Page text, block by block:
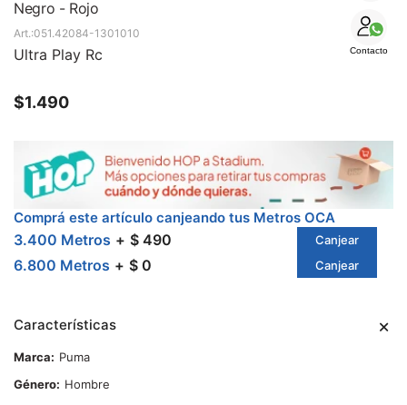
Negro - Rojo
Contacto
051.42084-1301010
Ultra Play Rc
$1.490
Comprá este artículo canjeando tus Metros OCA
3.400 Metros $ 490 Canjear
6.800 Metros $ 0 Canjear
Características
Marca
Puma
Género
Hombre